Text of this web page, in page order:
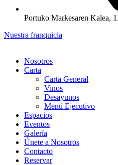
Portuko Markesaren Kalea,
Nuestra franquicia
Nosotros
Carta
Carta General
Vinos
Desayunos
Menú Ejecutivo
Espacios
Eventos
Galería
Únete a Nosotros
Contacto
Reservar